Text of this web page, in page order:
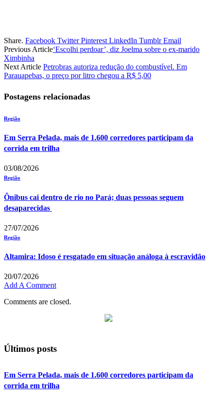
Share. Facebook Twitter Pinterest LinkedIn Tumblr Email
Previous Article‘Escolhi perdoar’, diz Joelma sobre o ex-marido
Ximbinha
Next Article Petrobras autoriza redução do combustível. Em
Parauapebas, o preço por litro chegou a R$ 5,00
Postagens relacionadas
Região
Em Serra Pelada, mais de 1.600 corredores participam da
corrida em trilha
03/08/2026
Região
Ônibus cai dentro de rio no Pará; duas pessoas seguem
desaparecidas
27/07/2026
Região
Altamira: Idoso é resgatado em situação análoga à escravidão
20/07/2026
Add A Comment
Comments are closed.
Últimos posts
Em Serra Pelada, mais de 1.600 corredores participam da
corrida em trilha